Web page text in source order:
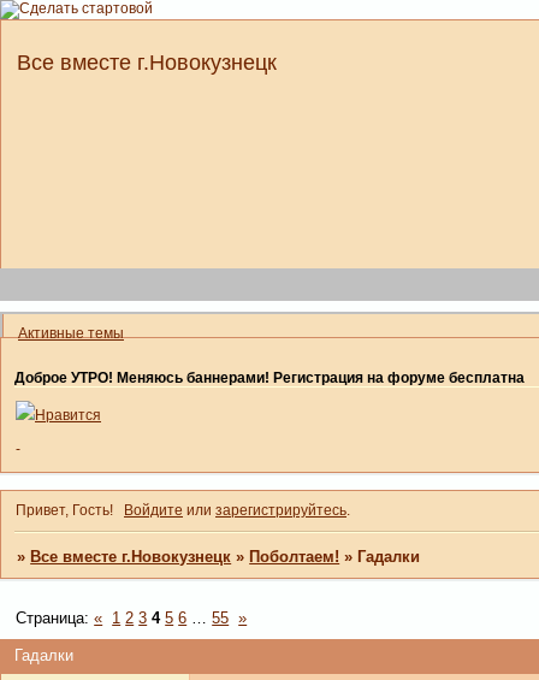
Все вместе г.Новокузнецк
Активные темы
Доброе УТРО! Меняюсь баннерами! Регистрация на форуме бесплатна
Нравится
-
Привет, Гость! Войдите или зарегистрируйтесь.
»Все вместе г.Новокузнецк »Поболтаем! »Гадалки
Гадалки
Страница:« 1 2 3 4 5 6 … 55 »